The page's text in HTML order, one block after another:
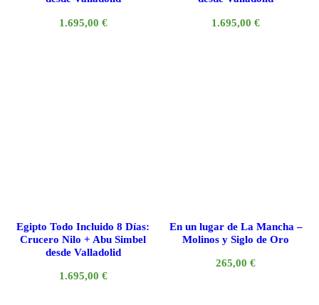
1.695,00 € 1.695,00€
Egipto Todo Incluido 8 Días:
Crucero Nilo + Abu Simbel
desde Valladolid
1.695,00 €
En un lugar de La Mancha –
Molinos y Siglo de Oro
265,00€